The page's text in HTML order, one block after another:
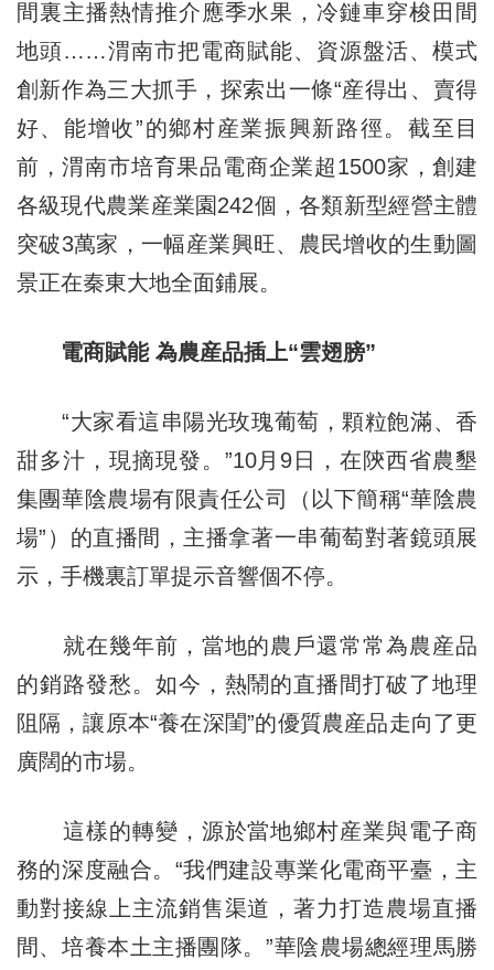
間裏主播熱情推介應季水果，冷鏈車穿梭田間
地頭……渭南市把電商賦能、資源盤活、模式
創新作為三大抓手，探索出一條“産得出、賣得
好、能增收”的鄉村産業振興新路徑。截至目
前，渭南市培育果品電商企業超1500家，創建
各級現代農業産業園242個，各類新型經營主體
突破3萬家，一幅産業興旺、農民增收的生動圖
景正在秦東大地全面鋪展。
電商賦能 為農産品插上“雲翅膀”
“大家看這串陽光玫瑰葡萄，顆粒飽滿、香
甜多汁，現摘現發。”10月9日，在陝西省農墾
集團華陰農場有限責任公司（以下簡稱“華陰農
場”）的直播間，主播拿著一串葡萄對著鏡頭展
示，手機裏訂單提示音響個不停。
就在幾年前，當地的農戶還常常為農産品
的銷路發愁。如今，熱鬧的直播間打破了地理
阻隔，讓原本“養在深閨”的優質農産品走向了更
廣闊的市場。
這樣的轉變，源於當地鄉村産業與電子商
務的深度融合。“我們建設專業化電商平臺，主
動對接線上主流銷售渠道，著力打造農場直播
間、培養本土主播團隊。”華陰農場總經理馬勝